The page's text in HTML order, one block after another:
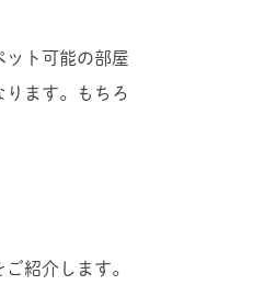
ット可能の部屋
ます。もちろ
紹介します。